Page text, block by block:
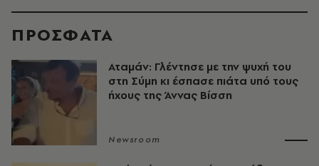
ΠΡΟΣΦΑΤΑ
Αταμάν: Γλέντησε με την ψυχή του
στη Σύμη κι έσπασε πιάτα υπό τους
ήχους της Άννας Βίσση
Newsroom